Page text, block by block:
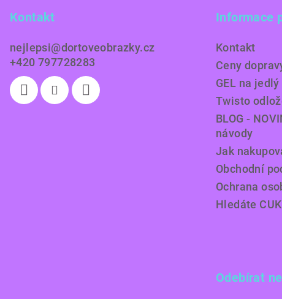
Kontakt
nejlepsi@dortoveobrazky.cz
+420 797728283
Informace
Kontakt
Ceny
GEL na
Twisto
BLOG -
návody
Jak
Obchodní
Ochrana
Hledáte
Odebírat